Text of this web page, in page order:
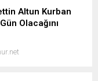
Altun Kurban
Olacağını